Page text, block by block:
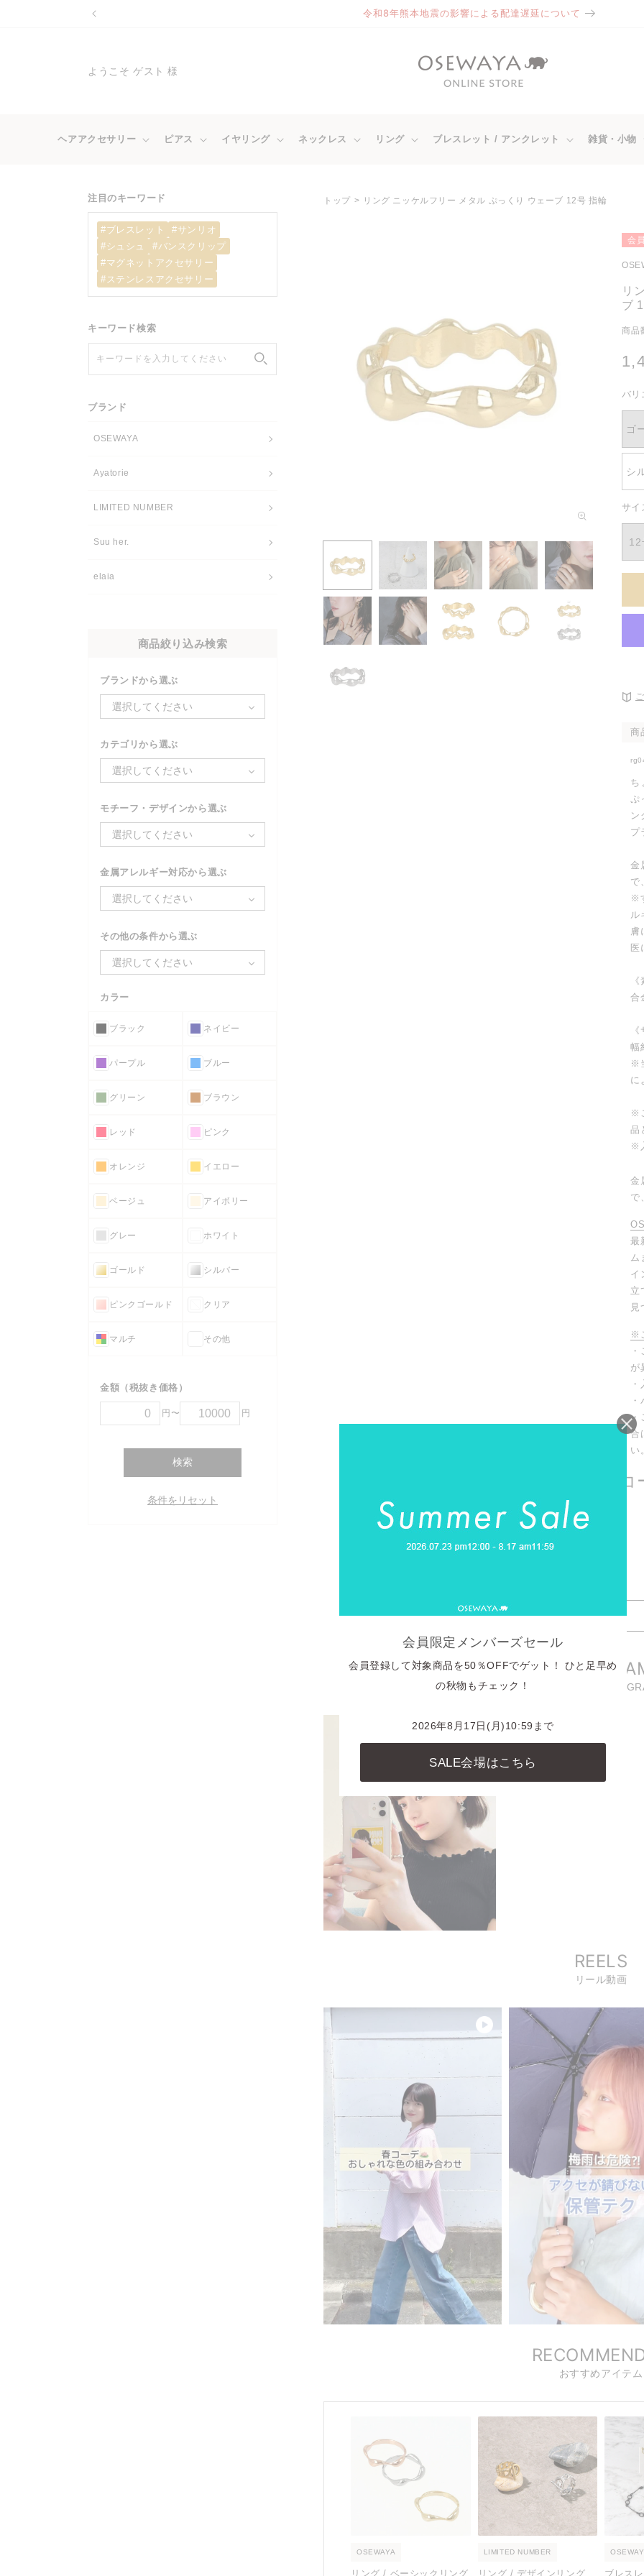
2026/８月 夏季休業のお知らせ
ようこそ ゲスト 様
ヘアアクセサリー ピアス イヤリング ネックレス リング ブレスレット / アンクレット 雑貨・小物
注目のキーワード
#ブレスレット
#サンリオ
#シュシュ
#バンスクリップ
#マグネットアクセサリー
#ステンレスアクセサリー
キーワード検索
キーワードを入力してください
ブランド
OSEWAYA
Ayatorie
LIMITED NUMBER
Suu her.
elaia
商品絞り込み検索
ブランドから選ぶ
選択してください
カテゴリから選ぶ
選択してください
モチーフ・デザインから選ぶ
選択してください
金属アレルギー対応から選ぶ
選択してください
その他の条件から選ぶ
選択してください
カラー
ブラック ネイビー
パープル ブルー
グリーン ブラウン
レッド ピンク
オレンジ イエロー
ベージュ アイボリー
グレー ホワイト
ゴールド シルバー
ピンクゴールド クリア
マルチ その他
金額（税抜き価格）
円〜 円
検索
条件をリセット
トップ リング ニッケルフリー メタル ぷっくり ウェーブ 12号 指輪
デ
ィ
ア
(1)
を
会
リ
ブ
商品
通
価
バリ
ゴ
シ
サイ
12
商
ち
ぷ
ン
プ
金
で
※
ル
膚
医
合
幅
※
に
※
品
※
金
で
最
ム
イ
立
見
※
が
・
合
い。
この商品を使用したコ
京都河原町店
京都河原町店
もっと見る
商品に関連した
REELS
リール動画
おすすめアイテム
OSEWAYA
リング / ベーシックリング
LIMITED NUMBER
リング / デザインリング ブレス
会員限定メンバーズセール
会員登録して対象商品を50％OFFでゲット！ ひと足早め
の秋物もチェック！
2026年8月17日(月)10:59まで
SALE会場はこちら